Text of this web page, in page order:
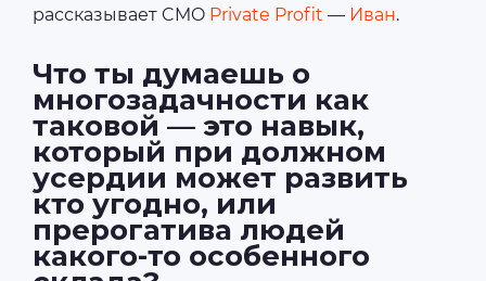
рассказывает CMO Private Profit — Иван.
Что ты думаешь о
многозадачности как
таковой — это навык,
который при должном
усердии может развить
кто угодно, или
прерогатива людей
какого-то особенного